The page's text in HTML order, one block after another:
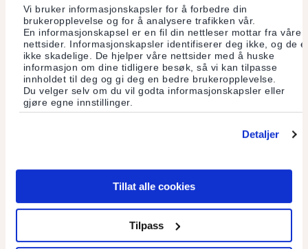
Vi bruker informasjonskapsler for å forbedre din
brukeropplevelse og for å analysere trafikken vår.
En informasjonskapsel er en fil din nettleser mottar fra våre
nettsider. Informasjonskapsler identifiserer deg ikke, og de
ikke skadelige. De hjelper våre nettsider med å huske
informasjon om dine tidligere besøk, så vi kan tilpasse
innholdet til deg og gi deg en bedre brukeropplevelse.
Du velger selv om du vil godta informasjonskapsler eller
gjøre egne innstillinger.
Detaljer
Tillat alle cookies
Tilpass
Rimelige byøkologiske boliger i hovedstaden